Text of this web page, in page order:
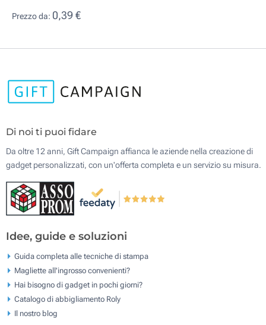
Prezzo da: 0,39 €
Di noi ti puoi fidare
Da oltre 12 anni, Gift Campaign affianca le aziende nella creazione di
gadget personalizzati, con un'offerta completa e un servizio su misura.
Idee, guide e soluzioni
Guida completa alle tecniche di stampa
Magliette all'ingrosso convenienti?
Hai bisogno di gadget in pochi giorni?
Catalogo di abbigliamento Roly
Il nostro blog